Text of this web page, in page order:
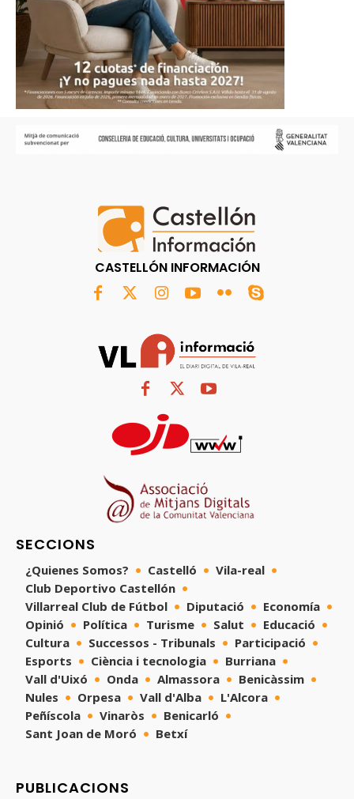
CASTELLÓN INFORMACIÓN
SECCIONS
¿Quienes Somos? Castelló
Vila-real
Club Deportivo Castellón
Villarreal Club de Fútbol
Diputació
Economía
Opinió
Política Turisme Salut
Educació
Cultura
Successos - Tribunals
Participació
Esports
Ciència i tecnologia
Burriana
Vall d'Uixó
Onda Almassora
Benicàssim
Nules
Orpesa Vall d'Alba
L'Alcora
Peñíscola
Vinaròs
Benicarló
Sant Joan de Moró
Betxí
PUBLICACIONS